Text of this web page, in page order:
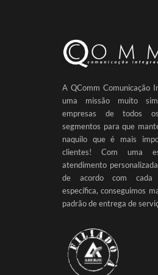
A QComm Comunicação
uma missão muito
empresas de todos
segmentos para que
naquilo que é mais
clientes! Com uma
atendimento
de acordo com cada
específica, conseguimos
padrão de entrega de